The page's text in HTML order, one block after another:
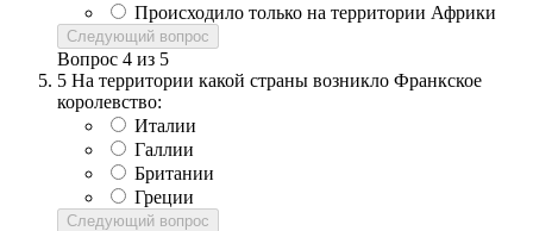
Происходило только на территории Африки
Следующий вопрос
Вопрос 4 из 5
5 На территории какой страны возникло Франкское
королевство:
Италии
Галлии
Британии
Греции
Следующий вопрос